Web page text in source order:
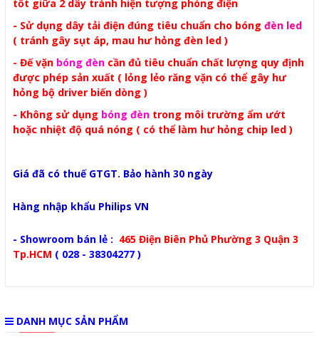
tốt giữa 2 dây tránh hiện tượng phóng điện
- Sử dụng dây tải điện đúng tiêu chuẩn cho bóng đèn led
( tránh gây sụt áp, mau hư hỏng đèn led )
- Đế vặn bóng đèn cần đủ tiêu chuẩn chất lượng quy định
được phép sản xuất ( lỏng lẻo răng vặn có thể gây hư
hỏng bộ driver biến dòng )
- Không sử dụng bóng đèn trong môi trường ẩm ướt
hoặc nhiệt độ quá nóng ( có thể làm hư hỏng chip led )
Giá đã có thuế GTGT. Bảo hành 30 ngày
Hàng nhập khẩu Philips VN
- Showroom bán lẻ : 465 Điện Biên Phủ Phường 3 Quận 3
Tp.HCM ( 028 - 38304277 )
DANH MỤC SẢN PHẨM